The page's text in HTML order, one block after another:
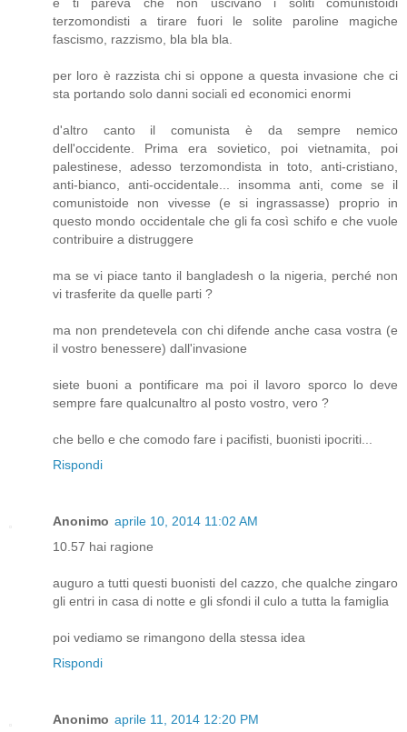
e ti pareva che non uscivano i soliti comunistoidi
terzomondisti a tirare fuori le solite paroline magiche
fascismo, razzismo, bla bla bla.
per loro è razzista chi si oppone a questa invasione che ci
sta portando solo danni sociali ed economici enormi
d'altro canto il comunista è da sempre nemico
dell'occidente. Prima era sovietico, poi vietnamita, poi
palestinese, adesso terzomondista in toto, anti-cristiano,
anti-bianco, anti-occidentale... insomma anti, come se il
comunistoide non vivesse (e si ingrassasse) proprio in
questo mondo occidentale che gli fa così schifo e che vuole
contribuire a distruggere
ma se vi piace tanto il bangladesh o la nigeria, perché non
vi trasferite da quelle parti ?
ma non prendetevela con chi difende anche casa vostra (e
il vostro benessere) dall'invasione
siete buoni a pontificare ma poi il lavoro sporco lo deve
sempre fare qualcunaltro al posto vostro, vero ?
che bello e che comodo fare i pacifisti, buonisti ipocriti...
Rispondi
Anonimo aprile 10, 2014 11:02 AM
10.57 hai ragione
auguro a tutti questi buonisti del cazzo, che qualche zingaro
gli entri in casa di notte e gli sfondi il culo a tutta la famiglia
poi vediamo se rimangono della stessa idea
Rispondi
Anonimo aprile 11, 2014 12:20 PM